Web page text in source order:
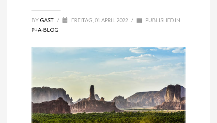
BY GAST / FREITAG, 01 APRIL 2022 /
PUBLISHED IN
P+A-BLOG